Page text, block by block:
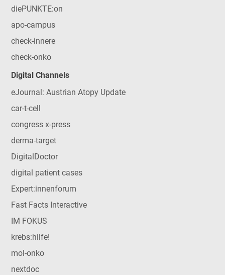
diePUNKTE:on
apo-campus
check-innere
check-onko
Digital Channels
eJournal: Austrian Atopy Update
car-t-cell
congress x-press
derma-target
DigitalDoctor
digital patient cases
Expert:innenforum
Fast Facts Interactive
IM FOKUS
krebs:hilfe!
mol-onko
nextdoc